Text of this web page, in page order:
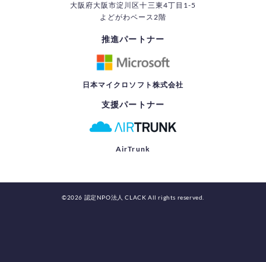
大阪府大阪市淀川区十三東4丁目1-5
よどがわベース2階
推進パートナー
日本マイクロソフト株式会社
支援パートナー
AirTrunk
©2026 認定NPO法人 CLACK All rights reserved.